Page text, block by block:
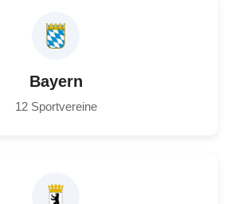
Bayern
12 Sportvereine